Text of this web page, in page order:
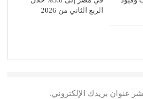
الربع الثاني من 2026
عنوان بريدك الإلكتروني.